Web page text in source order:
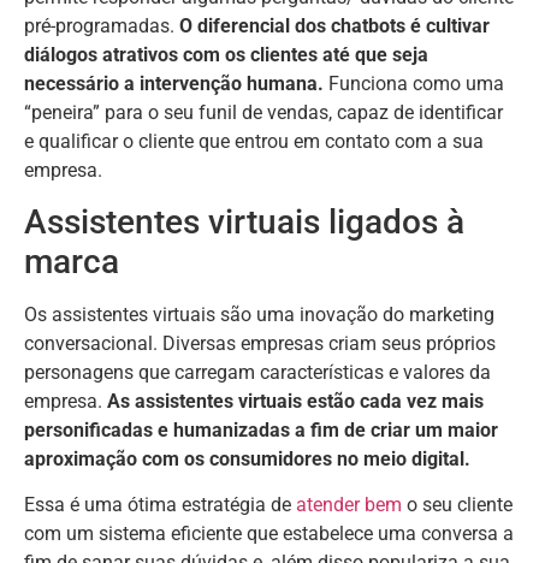
pré-programadas. O diferencial dos chatbots é cultivar
diálogos atrativos com os clientes até que seja
necessário a intervenção humana. Funciona como uma
“peneira” para o seu funil de vendas, capaz de identificar
e qualificar o cliente que entrou em contato com a sua
empresa.
Assistentes virtuais ligados à
marca
Os assistentes virtuais são uma inovação do marketing
conversacional. Diversas empresas criam seus próprios
personagens que carregam características e valores da
empresa. As assistentes virtuais estão cada vez mais
personificadas e humanizadas a fim de criar um maior
aproximação com os consumidores no meio digital.
Essa é uma ótima estratégia de atender bem o seu cliente
com um sistema eficiente que estabelece uma conversa a